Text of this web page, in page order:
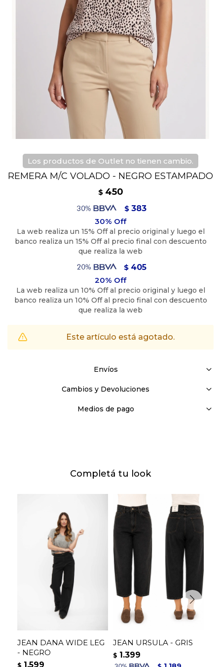
Los productos de Outlet no tienen cambio.
REMERA M/C VOLADO - NEGRO ESTAMPADO
$ 450
$ 383
$ 405
Este artículo está agotado.
Envíos
Cambios y Devoluciones
Medios de pago
Completá tu look
JEAN DANA WIDE LEG
- NEGRO
$ 1.599
JEAN URSULA - GRIS
$ 1.399